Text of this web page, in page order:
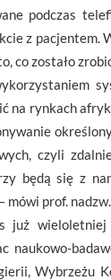
podczas
z
co zostało
na rynkach
czyli
będą się z
prof.
już
naukowo-
Wybrzeżu